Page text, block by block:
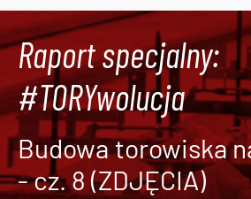
Raport specjalny:
#TORYwolucja
Budowa torowiska
- cz. 8 (ZDJĘCIA)